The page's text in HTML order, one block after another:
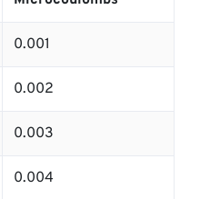
0.001
0.002
0.003
0.004